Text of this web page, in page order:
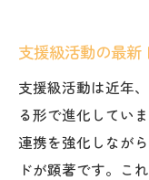
支援級活
長野県教
支援級活
理由
支援級活動の最新
支援級活動は近年
る形で進化してい
連携を強化しなが
ドが顕著です。こ